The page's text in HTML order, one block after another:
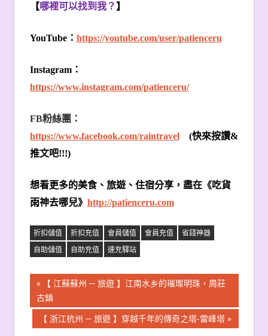
【哪裡可以找到我？ 】
YouTube： https://youtube.com/user/patienceru
Instagram：
https://www.instagram.com/patienceru/
FB粉絲團：
https://www.facebook.com/raintravel
(快來按讚&
推文吧!!!)
想看更多的美食、旅遊、住宿分享，盡在《吃貨
雨神去哪兒》 http://patienceru.com
折扣儲值 折扣充值 會員儲值 會員充值
省錢神器
自助儲值
自助充值 速充驛站
文
章
導
Previous
Post:
【 江蘇蘇州 ─ 旅遊 】江南水乡的璀璨明珠，周莊
古鎮
Next
【 浙江杭州 ─ 旅遊 】穿越千年的傳奇之塔-雷峰塔